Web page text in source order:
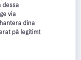
dessa
via
dina
på legitimt